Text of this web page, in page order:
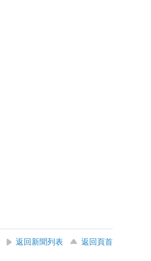
返回新聞列表
返回頁首